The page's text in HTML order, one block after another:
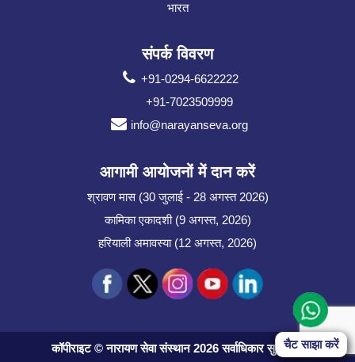
Start Chat
चैट साझा करें
भारत
संपर्क विवरण
+91-0294-6622222
+91-7023509999
info@narayanseva.org
आगामी आयोजनों में दान करें
श्रावण मास (30 जुलाई - 28 अगस्त 2026)
कामिका एकादशी (9 अगस्त, 2026)
हरियाली अमावस्या (12 अगस्त, 2026)
कॉपीराइट © नारायण सेवा संस्थान 2026 सर्वाधिकार सुरक्षित।